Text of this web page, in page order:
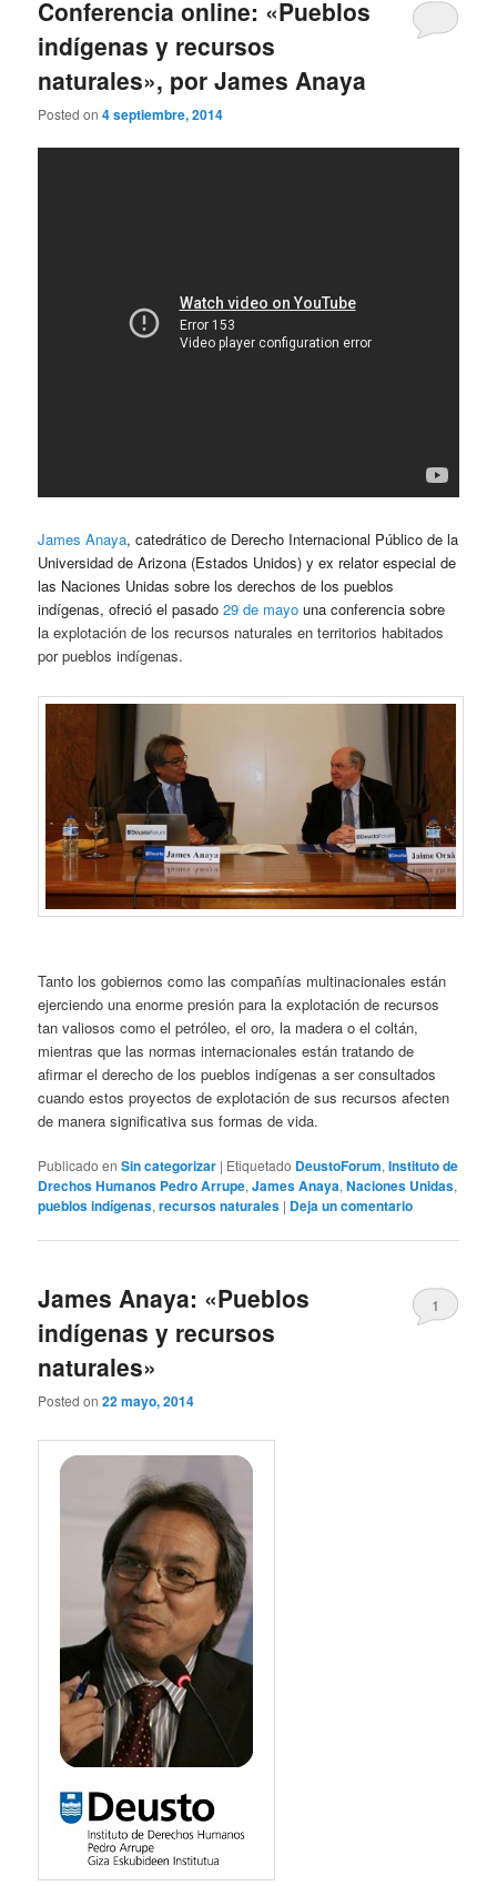
Conferencia online: «Pueblos
indígenas y recursos
naturales», por James Anaya
Posted on4 septiembre, 2014
James Anaya, catedrático de Derecho Internacional Público de la
Universidad de Arizona (Estados Unidos) y ex relator especial de
las Naciones Unidas sobre los derechos de los pueblos
indígenas, ofreció el pasado29 de mayo una conferencia sobre
la explotación de los recursos naturales en territorios habitados
por pueblos indígenas.
Tanto los gobiernos como las compañías multinacionales están
ejerciendo una enorme presión para la explotación de recursos
tan valiosos como el petróleo, el oro, la madera o el coltán,
mientras que las normas internacionales están tratando de
afirmar el derecho de los pueblos indígenas a ser consultados
cuando estos proyectos de explotación de sus recursos afecten
de manera significativa sus formas de vida.
Publicado en Sin categorizar | Etiquetado DeustoForum,Instituto de
Drechos Humanos Pedro Arrupe,James Anaya,Naciones Unidas,
pueblos indígenas,recursos naturales | Deja un comentario
James Anaya: «Pueblos
indígenas y recursos
naturales»
Posted on22 mayo, 2014
1